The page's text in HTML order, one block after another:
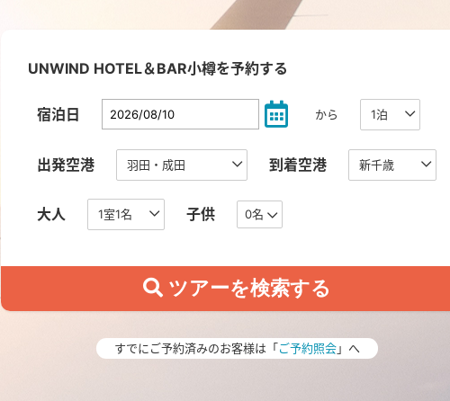
UNWIND HOTEL＆BAR小樽を予約する
宿泊日 から
出発空港 到着空港
大人 子供 0名
すでにご予約済みのお客様は「ご予約照会」へ